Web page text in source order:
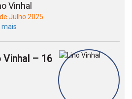
Vinhal
Julho 2025
mais
Vinhal – 16